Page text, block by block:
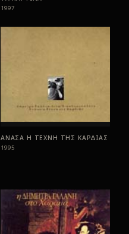
1997
ΑΝΑΣΑ Η ΤΕΧΝΗ ΤΗΣ ΚΑΡΔΙΑΣ
1995